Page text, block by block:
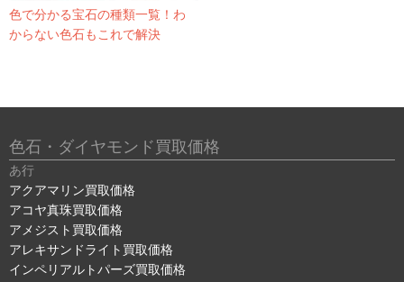
色で分かる宝石の種類一覧！わ
からない色石もこれで解決
色石・ダイヤモンド買取価格
あ行
アクアマリン買取価格
アコヤ真珠買取価格
アメジスト買取価格
アレキサンドライト買取価格
インペリアルトパーズ買取価格